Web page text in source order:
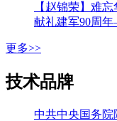
【赵锦荣】难忘
更多>>
技术品牌
中共中央国务院